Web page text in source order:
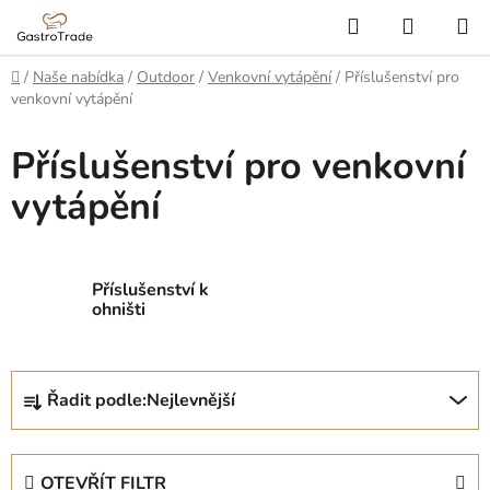
obsah
Hledat
KOŠÍK
Domů
/ Naše nabídka / Outdoor / Venkovní vytápění / Příslušenství pro
venkovní vytápění
Příslušenství pro venkovní
vytápění
Příslušenství k
ohništi
Ř
z
Řadit podle:Nejlevnější
OTEVŘÍT FILTR